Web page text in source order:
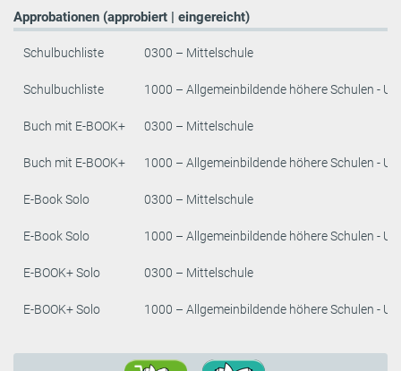
Approbationen (approbiert | eingereicht)
Schulbuchliste 0300 – Mittelschule
Schulbuchliste 1000 – Allgemeinbildende höhere Schulen -
Buch mit E-BOOK+ 0300 – Mittelschule
Buch mit E-BOOK+ 1000 – Allgemeinbildende höhere Schulen -
E-Book Solo 0300 – Mittelschule
E-Book Solo 1000 – Allgemeinbildende höhere Schulen -
E-BOOK+ Solo 0300 – Mittelschule
E-BOOK+ Solo 1000 – Allgemeinbildende höhere Schulen -